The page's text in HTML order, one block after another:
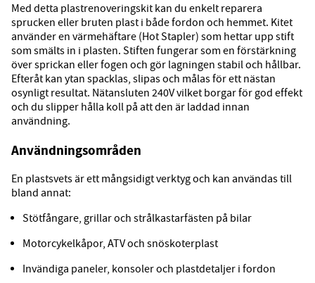
Med detta plastrenoveringskit kan du enkelt reparera
sprucken eller bruten plast i både fordon och hemmet. Kitet
använder en värmehäftare (Hot Stapler) som hettar upp stift
som smälts in i plasten. Stiften fungerar som en förstärkning
över sprickan eller fogen och gör lagningen stabil och hållbar.
Efteråt kan ytan spacklas, slipas och målas för ett nästan
osynligt resultat. Nätansluten 240V vilket borgar för god effekt
och du slipper hålla koll på att den är laddad innan
användning.
Användningsområden
En plastsvets är ett mångsidigt verktyg och kan användas till
bland annat:
Stötfångare, grillar och strålkastarfästen på bilar
Motorcykelkåpor, ATV och snöskoterplast
Invändiga paneler, konsoler och plastdetaljer i fordon